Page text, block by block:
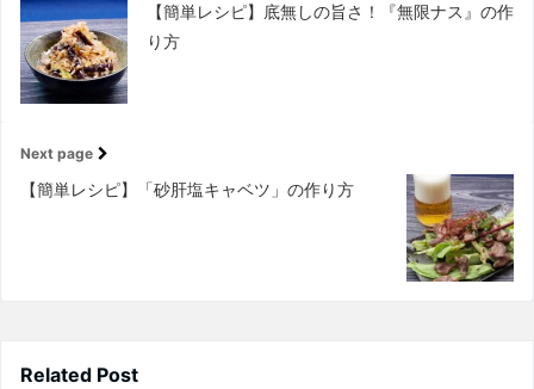
【簡単レシピ】底無しの旨さ！『無限ナス』の作
り方
Next page
【簡単レシピ】「砂肝塩キャベツ」の作り方
Related Post